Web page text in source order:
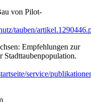
von Pilot-
tauben/
Empfehlungen zur
Stadttaubenpopulation.
service/